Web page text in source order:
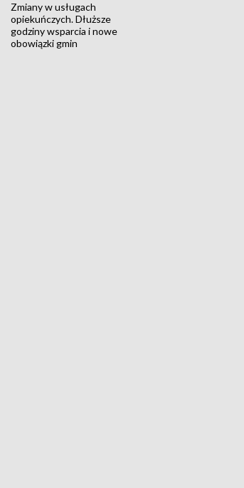
Zmiany w usługach
opiekuńczych. Dłuższe
godziny wsparcia i nowe
obowiązki gmin